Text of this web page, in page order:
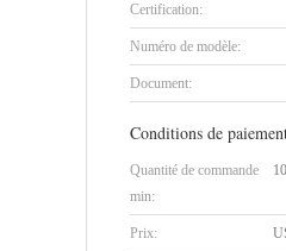
Certification:
Numéro de modèle:
Document:
Conditions de
Quantité de commande
min:
Prix: